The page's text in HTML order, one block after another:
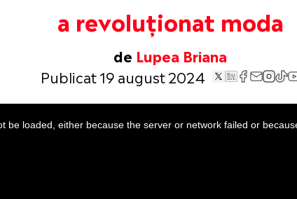
a revoluționat moda
de Lupea Briana
Publicat 19 august 2024
be loaded, either because the server or network failed or